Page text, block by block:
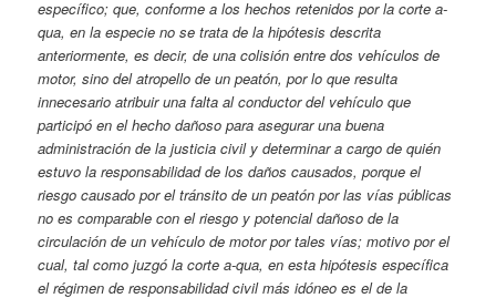
específico; que, conforme a los hechos retenidos por la corte a-
qua, en la especie no se trata de la hipótesis descrita
anteriormente, es decir, de una colisión entre dos vehículos de
motor, sino del atropello de un peatón, por lo que resulta
innecesario atribuir una falta al conductor del vehículo que
participó en el hecho dañoso para asegurar una buena
administración de la justicia civil y determinar a cargo de quién
estuvo la responsabilidad de los daños causados, porque el
riesgo causado por el tránsito de un peatón por las vías públicas
no es comparable con el riesgo y potencial dañoso de la
circulación de un vehículo de motor por tales vías; motivo por el
cual, tal como juzgó la corte a-qua, en esta hipótesis específica
el régimen de responsabilidad civil más idóneo es el de la